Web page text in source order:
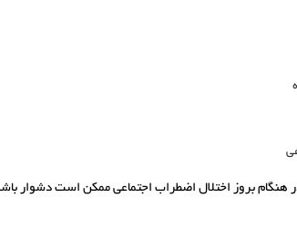
بروز اختلال اضطراب اجتماعی ممکن است دشوار